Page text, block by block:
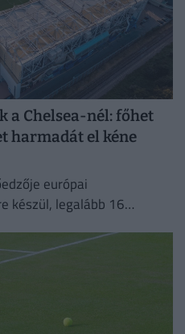
a Chelsea-nél: főhet
harmadát el kéne
európai
készül, legalább 16